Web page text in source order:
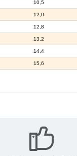
10,5
12,0
12,8
13,2
14,4
15,6